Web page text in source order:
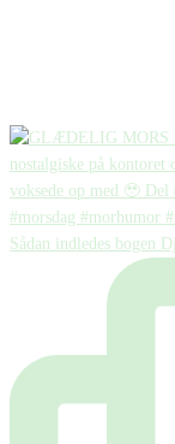
Sådan indledes bogen